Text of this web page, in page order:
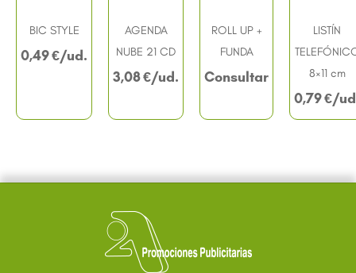
BIC STYLE
0,49€
AGENDA
NUBE 21 CD
3,08€
ROLL UP +
FUNDA
Consultar
LISTÍN
8×11 cm
0,79€